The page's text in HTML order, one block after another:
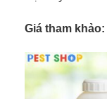
Giá tham khảo: